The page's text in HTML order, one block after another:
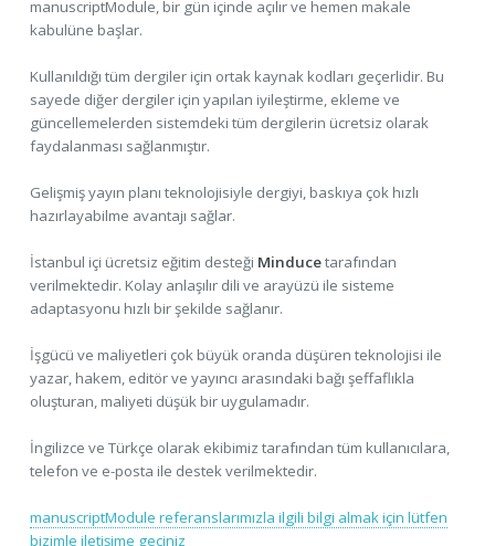
manuscriptModule, bir gün içinde açılır ve hemen makale
kabulüne başlar.
Kullanıldığı tüm dergiler için ortak kaynak kodları geçerlidir. Bu
sayede diğer dergiler için yapılan iyileştirme, ekleme ve
güncellemelerden sistemdeki tüm dergilerin ücretsiz olarak
faydalanması sağlanmıştır.
Gelişmiş yayın planı teknolojisiyle dergiyi, baskıya çok hızlı
hazırlayabilme avantajı sağlar.
İstanbul içi ücretsiz eğitim desteği Minducetarafından
verilmektedir. Kolay anlaşılır dili ve arayüzü ile sisteme
adaptasyonu hızlı bir şekilde sağlanır.
İşgücü ve maliyetleri çok büyük oranda düşüren teknolojisi ile
yazar, hakem, editör ve yayıncı arasındaki bağı şeffaflıkla
oluşturan, maliyeti düşük bir uygulamadır.
İngilizce ve Türkçe olarak ekibimiz tarafından tüm kullanıcılara,
telefon ve e-posta ile destek verilmektedir.
manuscriptModule referanslarımızla ilgili bilgi almak için lütfen
bizimle iletişime geçiniz